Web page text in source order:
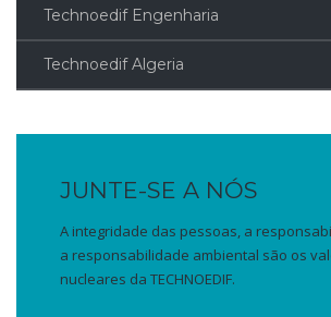
Technoedif Engenharia
Technoedif Algeria
JUNTE-SE A NÓS
A integridade das pessoas, a
a responsabilidade ambiental são os
nucleares da TECHNOEDIF.